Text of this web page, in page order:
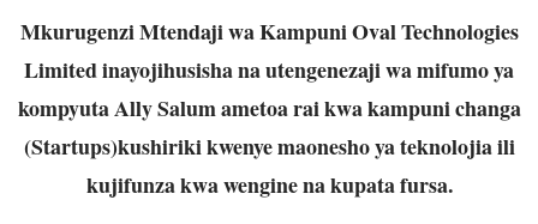
Mkurugenzi Mtendaji wa Kampuni Oval Technologies
Limited inayojihusisha na utengenezaji wa mifumo ya
kompyuta Ally Salum ametoa rai kwa kampuni changa
(Startups)kushiriki kwenye maonesho ya teknolojia ili
kujifunza kwa wengine na kupata fursa.